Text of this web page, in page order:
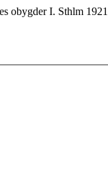
obygder I. Sthlm